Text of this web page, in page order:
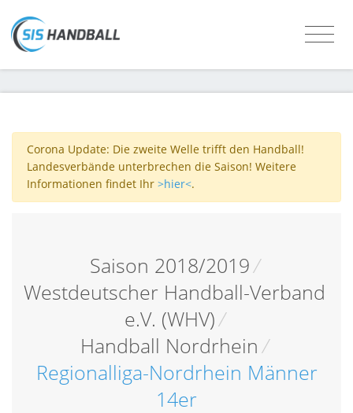
Corona Update: Die zweite Welle trifft den Handball!
Landesverbände unterbrechen die Saison! Weitere
Informationen findet Ihr >hier<.
Saison 2018/2019/
Westdeutscher Handball-Verband
e.V. (WHV)/
Handball Nordrhein /
Regionalliga-Nordrhein Männer
14er